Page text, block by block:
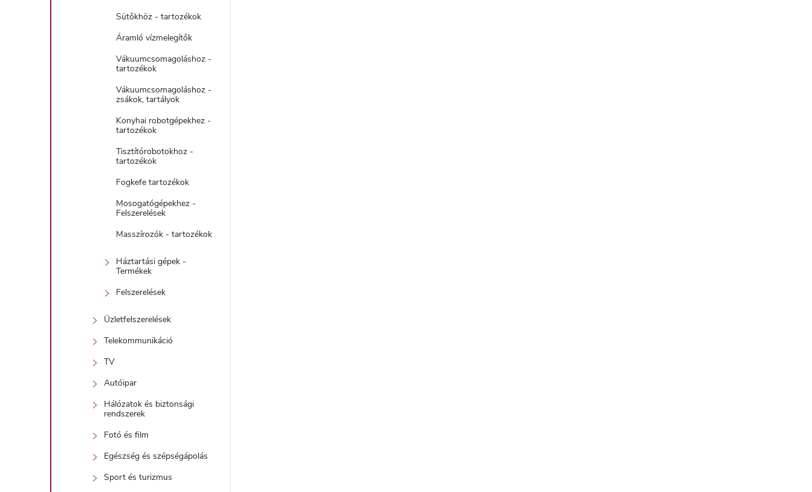
Sütőkhöz - tartozékok
Áramló vízmelegítők
Vákuumcsomagoláshoz -
tartozékok
Vákuumcsomagoláshoz -
zsákok, tartályok
Konyhai robotgépekhez -
tartozékok
Tisztítórobotokhoz -
tartozékok
Fogkefe tartozékok
Mosogatógépekhez -
Felszerelések
Masszírozók - tartozékok
Háztartási gépek -
Termékek
Felszerelések
Üzletfelszerelések
Telekommunikáció
TV
Autóipar
Hálózatok és biztonsági
rendszerek
Fotó és film
Egészség és szépségápolás
Sport és turizmus